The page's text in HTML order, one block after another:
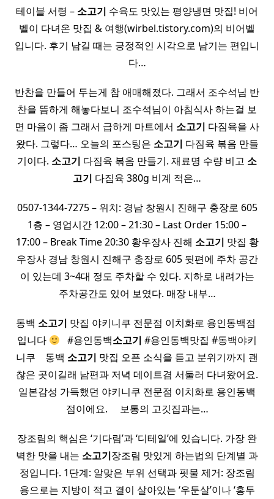
테이블 서령 – 소고기 수육도 맛있는 평양냉면 맛집! 비어
벨이 다녀온 맛집 & 여행(wirbel.tistory.com)의 비어벨
입니다. 후기 남길 때는 긍정적인 시각으로 남기는 편입니
다…
반찬을 만들어 두는게 참 애매해졌다. 그래서 조수석님 반
찬을 뜸하게 해놓다보니 조수석님이 아침식사 하는걸 보
면 마음이 좀 그래서 급하게 마트에서 소고기 다짐육을 사
왔다. 그렇다… 오늘의 포스팅은 소고기 다짐육 볶음 만들
기이다. 소고기 다짐육 볶음 만들기. 재료명 수량 비고 소
고기 다짐육 380g 비계 적은…
0507-1344-7275 – 위치: 경남 창원시 진해구 충장로 605
1층 – 영업시간 12:00 – 21:30 – Last Order 15:00 –
17:00 – Break Time 20:30 황우장사 진해 소고기 맛집 황
우장사 경남 창원시 진해구 충장로 605 뒷편에 주차 공간
이 있는데 3~4대 정도 주차할 수 있다. 지하로 내려가는
주차공간도 있어 보였다. 매장 내부…
동백 소고기 맛집 야키니쿠 전문점 이치화로 용인동백점 ​
입니다
​ ​ #용인동백소고기 #용인동백맛집 #동백야키
니쿠 ​ ​ ​ 동백 소고기 맛집 오픈 소식을 듣고 분위기까지 괜
찮은 곳이길래 남편과 저녁 데이트겸 서둘러 다녀왔어요.
일본감성 가득했던 야키니쿠 전문점 이치화로 용인동백
점이에요. ​ ​ ​ ​ 보통의 고깃집과는…
장조림의 핵심은 ‘기다림’과 ‘디테일’에 있습니다. 가장 완
벽한 맛을 내는 소고기장조림 맛있게 하는법의 단계별 과
정입니다. 1단계: 알맞은 부위 선택과 핏물 제거: 장조림
용으로는 지방이 적고 결이 살아있는 ‘우둔살’이나 ‘홍두